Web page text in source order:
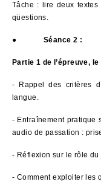
Tâche : lire deux textes
qüestions.
● Séance 2 :
Partie 1 de l’épreuve,
- Rappel des critères
langue.
- Entraînement pratique
audio de passation :
- Réflexion sur le rôle
- Comment exploiter les